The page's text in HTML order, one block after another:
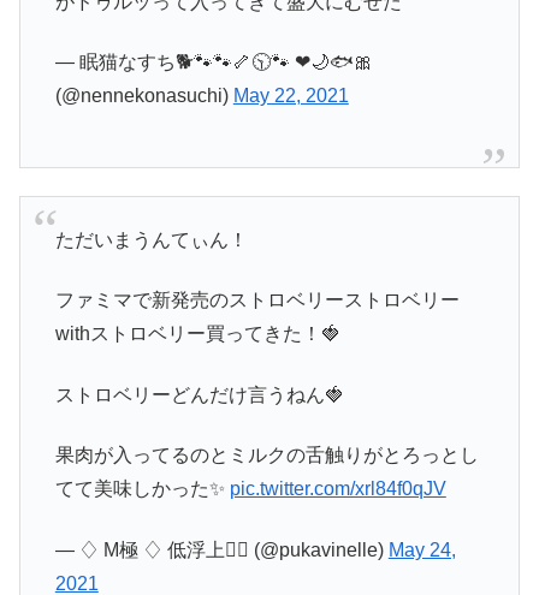
— 眠猫なすち🐕🐾🐾🦴🕥🐾 ❤🌙🐟🎀
(@nennekonasuchi) May 22, 2021
ただいまうんてぃん！
ファミマで新発売のストロベリーストロベリー
withストロベリー買ってきた！🍓
ストロベリーどんだけ言うねん🍓
果肉が入ってるのとミルクの舌触りがとろっとし
てて美味しかった✨ pic.twitter.com/xrl84f0qJV
— ♢ M極 ♢ 低浮上🙇‍♀️ (@pukavinelle) May 24,
2021